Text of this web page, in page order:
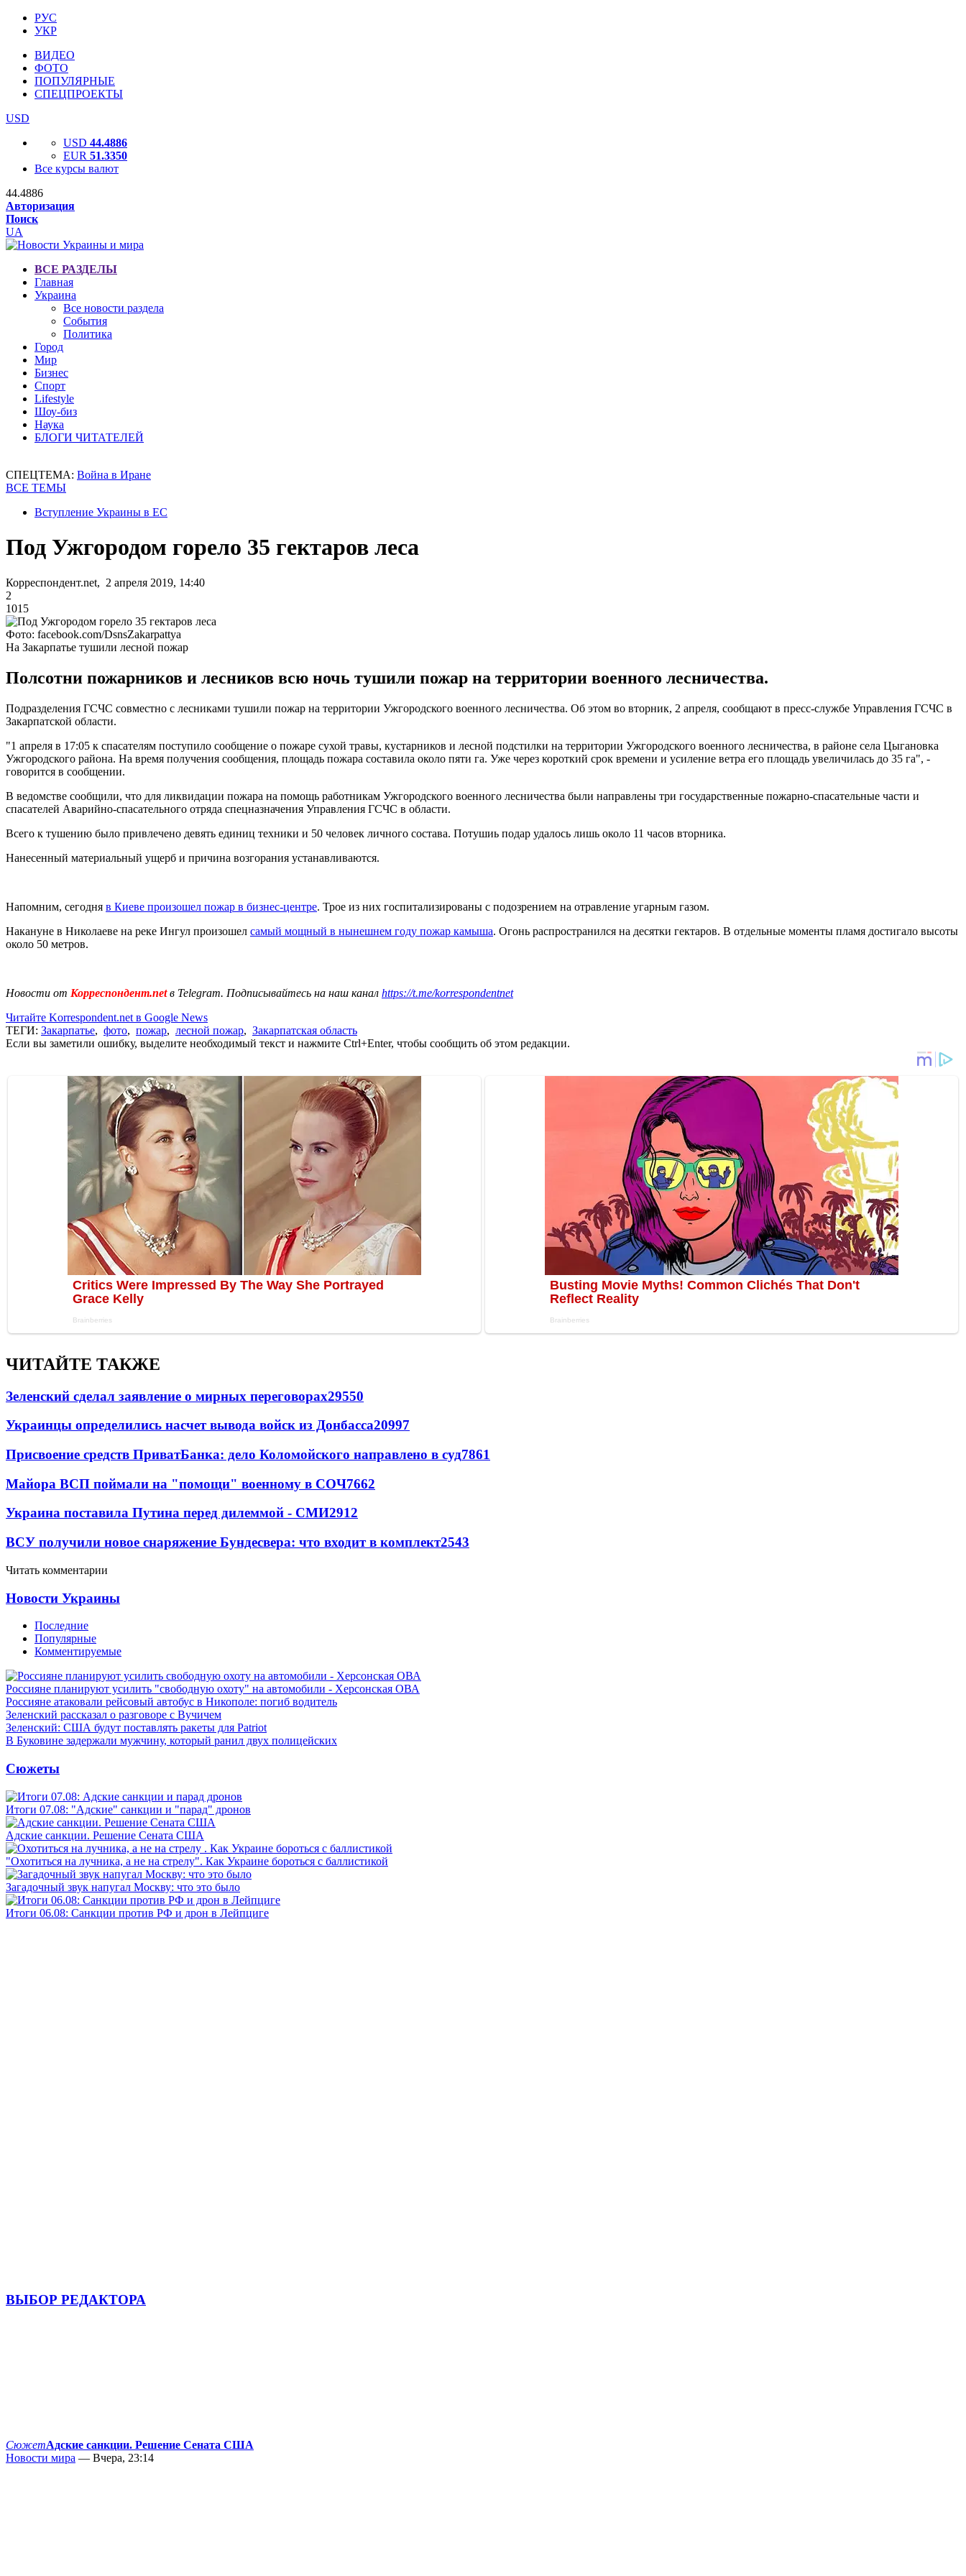
РУС
УКР
ВИДЕО
ФОТО
ПОПУЛЯРНЫЕ
СПЕЦПРОЕКТЫ
USD
USD 44.4886
EUR 51.3350
Все курсы валют
44.4886
Авторизация
Поиск
UA
ВСЕ РАЗДЕЛЫ
Главная
Украина
Все новости раздела
События
Политика
Город
Мир
Бизнес
Спорт
Lifestyle
Шоу-биз
Наука
БЛОГИ ЧИТАТЕЛЕЙ
СПЕЦТЕМА: Война в Иране
ВСЕ ТЕМЫ
Вступление Украины в ЕС
Под Ужгородом горело 35 гектаров леса
Корреспондент.net, 2 апреля 2019, 14:40
2
1015
Фото: facebook.com/DsnsZakarpattya
На Закарпатье тушили лесной пожар
Полсотни пожарников и лесников всю ночь тушили пожар на территории военного лесничества.
Подразделения ГСЧС совместно с лесниками тушили пожар на территории Ужгородского военного лесничества. Об этом во вторник, 2 апреля, сообщают в пресс-службе Управления ГСЧС в
Закарпатской области.
"1 апреля в 17:05 к спасателям поступило сообщение о пожаре сухой травы, кустарников и лесной подстилки на территории Ужгородского военного лесничества, в районе села Цыгановка
Ужгородского района. На время получения сообщения, площадь пожара составила около пяти га. Уже через короткий срок времени и усиление ветра его площадь увеличилась до 35 га", -
говорится в сообщении.
В ведомстве сообщили, что для ликвидации пожара на помощь работникам Ужгородского военного лесничества были направлены три государственные пожарно-спасательные части и
спасателей Аварийно-спасательного отряда спецназначения Управления ГСЧС в области.
Всего к тушению было привлечено девять единиц техники и 50 человек личного состава. Потушиь подар удалось лишь около 11 часов вторника.
Нанесенный материальный ущерб и причина возгорания устанавливаются.
Напомним, сегодня в Киеве произошел пожар в бизнес-центре. Трое из них госпитализированы с подозрением на отравление угарным газом.
Накануне в Николаеве на реке Ингул произошел самый мощный в нынешнем году пожар камыша. Огонь распространился на десятки гектаров. В отдельные моменты пламя достигало высоты
около 50 метров.
Новости от Корреспондент.netв Telegram. Подписывайтесь на наш канал https://t.me/korrespondentnet
Читайте Korrespondent.net в Google News
ТЕГИ: Закарпатье, фото, пожар, лесной пожар, Закарпатская область
Если вы заметили ошибку, выделите необходимый текст и нажмите Ctrl+Enter, чтобы сообщить об этом редакции.
ЧИТАЙТЕ ТАКЖЕ
Зеленский сделал заявление о мирных переговорах29550
Украинцы определились насчет вывода войск из Донбасса20997
Присвоение средств ПриватБанка: дело Коломойского направлено в суд7861
Майора ВСП поймали на "помощи" военному в СОЧ7662
Украина поставила Путина перед дилеммой - СМИ2912
ВСУ получили новое снаряжение Бундесвера: что входит в комплект2543
Читать комментарии
Новости Украины
Последние
Популярные
Комментируемые
Россияне планируют усилить "свободную охоту" на автомобили - Херсонская ОВА
Россияне атаковали рейсовый автобус в Никополе: погиб водитель
Зеленский рассказал о разговоре с Вучичем
Зеленский: США будут поставлять ракеты для Patriot
В Буковине задержали мужчину, который ранил двух полицейских
Сюжеты
Итоги 07.08: "Адские" санкции и "парад" дронов
Адские санкции. Решение Сената США
"Охотиться на лучника, а не на стрелу". Как Украине бороться с баллистикой
Загадочный звук напугал Москву: что это было
Итоги 06.08: Санкции против РФ и дрон в Лейпциге
ВЫБОР РЕДАКТОРА
СюжетАдские санкции. Решение Сената США
Новости мира — Вчера, 23:14